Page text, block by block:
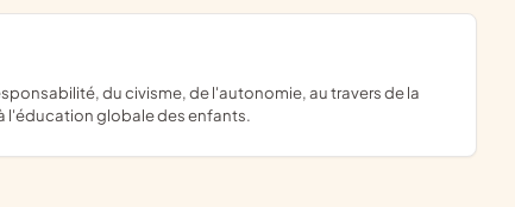
l'éducation globale des enfants.